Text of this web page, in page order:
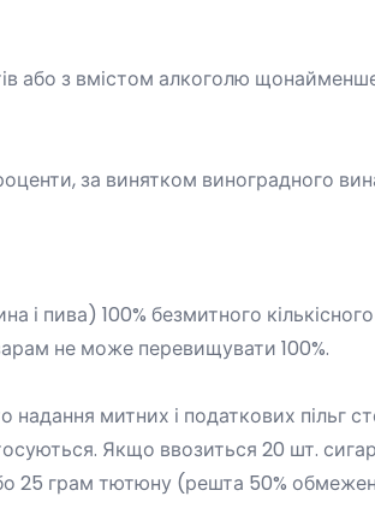
або з вмістом алкоголю
за винятком виноградного
і пива) 100% безмитного
не може перевищувати 100%.
митних і податкових пільг
Якщо ввозиться 20 шт.
25 грам тютюну (решта 50%